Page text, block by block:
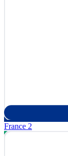
France 2